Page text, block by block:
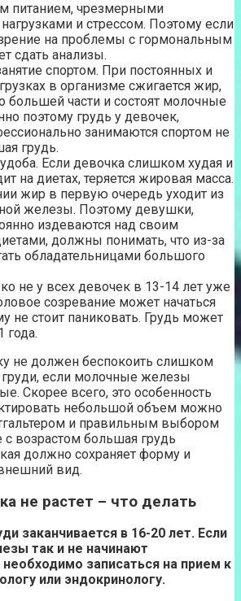
питанием, чрезмерными
и стрессом. Поэтому если
на проблемы с гормональным
сдать анализы.
спортом. При постоянных и
в организме сжигается жир,
большей части и состоят молочные
поэтому грудь у девочек,
занимаются спортом не
грудь.
Если девочка слишком худая и
на диетах, теряется жировая масса.
жир в первую очередь уходит из
железы. Поэтому девушки,
издеваются над своим
должны понимать, что из-за
обладательницами большого
не у всех девочек в 13-14 лет уже
созревание может начаться
не стоит паниковать. Грудь может
года.
не должен беспокоить слишком
если молочные железы
Скорее всего, это особенность
небольшой объем можно
и правильным выбором
возрастом большая грудь
должно сохраняет форму и
вид.
не растет – что делать
заканчивается в 16-20 лет. Если
так и не начинают
необходимо записаться на прием к
или эндокринологу.